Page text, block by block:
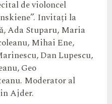
de violoncel
Invitați la
Ada Stuparu, Maria
Mihai Ene,
Dan Lupescu,
Geo
Moderator al
Ajder.